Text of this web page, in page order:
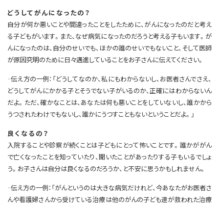
どうしてがんになったの？
自分が何か悪いことや間違ったことをしたために、がんになったのだと考え
る子どもがいます。また、なぜ病気になったのだろうと考える子もいます。が
んになったのは、自分のせいでも、ほかの誰のせいでもないこと、そして医師
が原因究明のために日々邁進していることをお子さんに伝えてください。
·伝え方の一例：「どうしてなのか、私にもわからないし、お医者さんでさえ、
どうしてがんにかかる子とそうでない子がいるのか、正確にはわからないん
だよ。ただ、確かなことは、あなたは何も悪いことをしていないし、誰かから
うつされたわけでもないし、誰かにうつすこともないということだよ。」
良くなるの？
入院することや診察が続くことは子どもにとって怖いことです。誰かががん
で亡くなったことを知っていたり、聞いたことがあったりする子もいるでしょ
う。お子さんは自分は良くなるのだろうか、と不安に思うかもしれません。
·伝え方の一例：「がんというのは大きな病気だけれど、今あなたがお医者さ
んや看護婦さんから受けている治療は他のがんの子ども達が救われた治療